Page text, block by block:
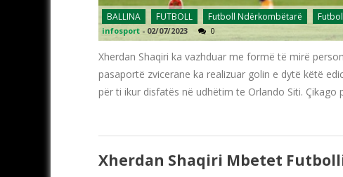
BALLINA FUTBOLL Futboll Ndërkombëtarë
infosport - 02/07/2023 0
Xherdan Shaqiri ka vazhduar me formë të mirë
pasaportë zvicerane ka realizuar golin e dytë këtë
për ti ikur disfatës në udhëtim te Orlando Siti. Çikago
Xherdan Shaqiri Mbetet